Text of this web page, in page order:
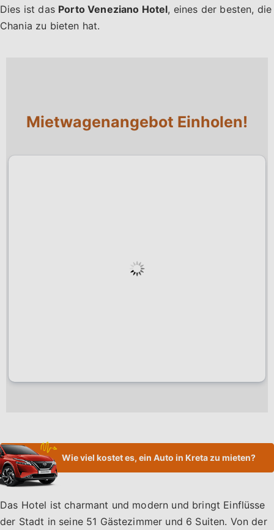
Dies ist das Porto Veneziano Hotel, eines der besten, die
Chania zu bieten hat.
Mietwagenangebot Einholen!
Wie viel kostet es, ein Auto in Kreta zu mieten?
Das Hotel ist charmant und modern und bringt Einflüsse
der Stadt in seine 51 Gästezimmer und 6 Suiten. Von der